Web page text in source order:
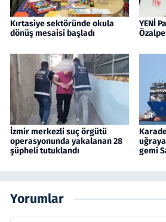
Kırtasiye sektöründe okula
dönüş mesaisi başladı
YENİ
İzmir merkezli suç örgütü
operasyonunda yakalanan 28
şüpheli tutuklandı
gemi
Yorumlar